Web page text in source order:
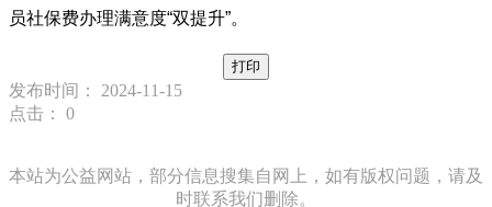
员社保费办理满意度“双提升”。
打印
发布时间： 2024-11-15
点击： 0
本站为公益网站，部分信息搜集自网上，如有版权问题，请及
时联系我们删除。